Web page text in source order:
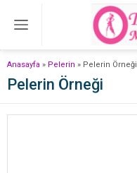
Anasayfa » Pelerin » Pelerin Örneği
Pelerin Örneği